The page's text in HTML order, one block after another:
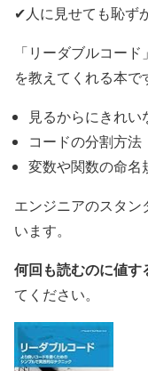
✔人に見せても恥ず
「リーダブルコー
を教えてくれる本で
見るからにきれ
コードの分割方法
変数や関数の命名
エンジニアのスタン
います。
何回も読むのに値す
てください。